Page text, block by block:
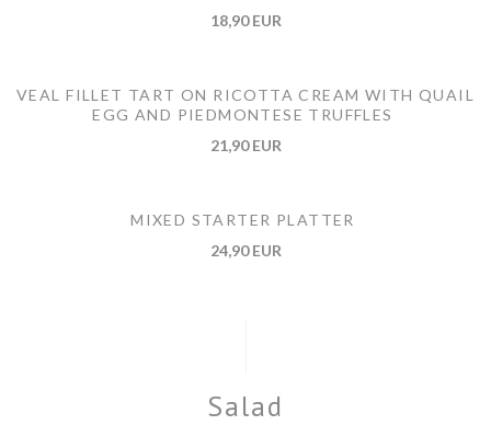
18,90 EUR
VEAL FILLET TART ON RICOTTA CREAM WITH QUAIL
EGG AND PIEDMONTESE TRUFFLES
21,90 EUR
MIXED STARTER PLATTER
24,90 EUR
Salad